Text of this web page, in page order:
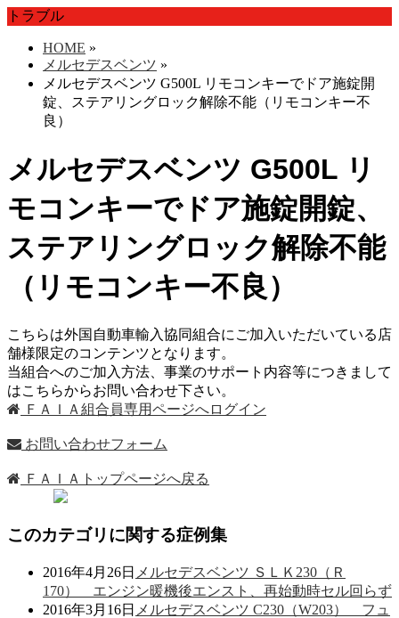
トラブル
HOME »
メルセデスベンツ »
メルセデスベンツ G500L リモコンキーでドア施錠開
錠、ステアリングロック解除不能（リモコンキー不
良）
メルセデスベンツ G500L リ
モコンキーでドア施錠開錠、
ステアリングロック解除不能
（リモコンキー不良）
こちらは外国自動車輸入協同組合にご加入いただいている店
舗様限定のコンテンツとなります。
当組合へのご加入方法、事業のサポート内容等につきまして
はこちらからお問い合わせ下さい。
ＦＡＩＡ組合員専用ページへログイン
お問い合わせフォーム
ＦＡＩＡトップページへ戻る
このカテゴリに関する症例集
2016年4月26日 メルセデスベンツ ＳＬＫ230（Ｒ
170） エンジン暖機後エンスト、再始動時セル回らず
2016年3月16日 メルセデスベンツ C230（W203） フュ